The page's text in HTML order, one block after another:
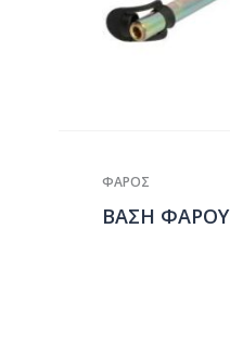
ΦΑΡΟΣ
ΒΑΣΗ ΦΑΡΟΥ